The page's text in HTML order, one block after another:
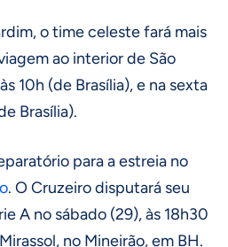
o time celeste fará mais
ao interior de São
10h (de Brasília), e na sexta
Brasília).
para a estreia no
. O Cruzeiro disputará seu
A no sábado (29), às 18h30
no Mineirão, em BH.